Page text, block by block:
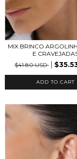
MIX BRINCO
E
$41.80 USD
ADD TO CART